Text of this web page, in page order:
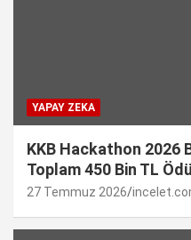
YAPAY ZEKA
KKB Hackathon 2026
Toplam 450 Bin TL Ödül
27 Temmuz 2026